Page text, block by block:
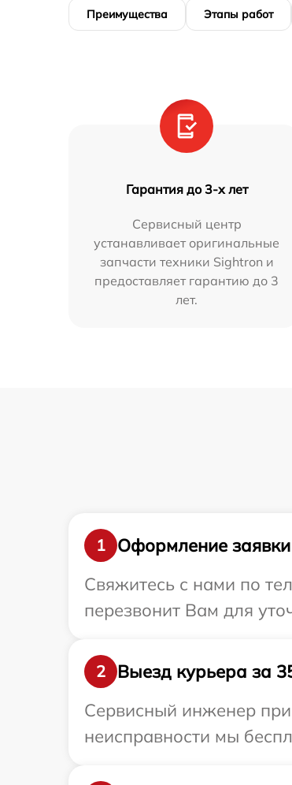
Преимущества Этапы работ
Гарантия до 3-х лет
Сервисный центр
устанавливает оригинальные
запчасти техники Sightron и
предоставляет гарантию до 3
лет.
1
Оформление заявки
Свяжитесь с нами по
перезвонит Вам для
2
Выезд курьера за
Сервисный инженер
неисправности мы